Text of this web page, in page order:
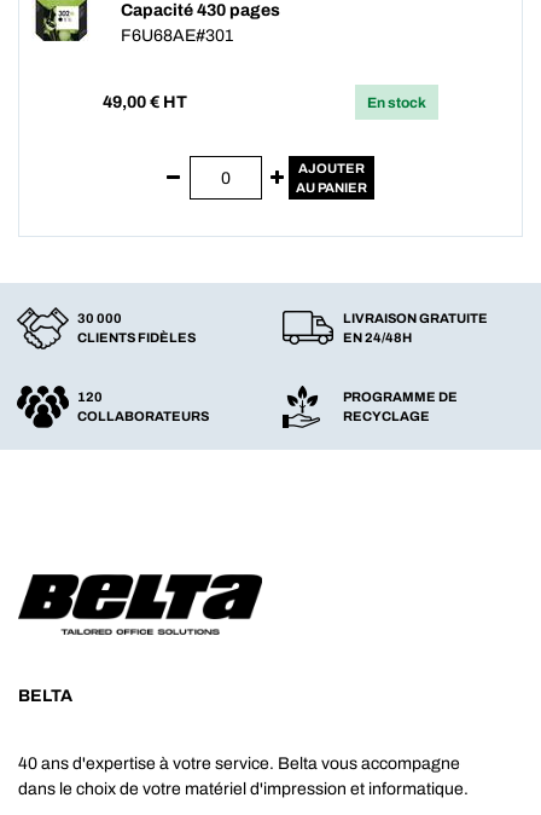
Capacité 430 pages
F6U68AE#301
49,00 € HT En stock
AJOUTER
AU PANIER
30 000
CLIENTS FIDÈLES
LIVRAISON GRATUITE
EN 24/48H
120
COLLABORATEURS
PROGRAMME DE
RECYCLAGE
BELTA
40 ans d'expertise à votre service. Belta vous accompagne
dans le choix de votre matériel d'impression et informatique.